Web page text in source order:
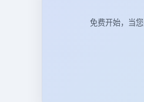
免费开始，当